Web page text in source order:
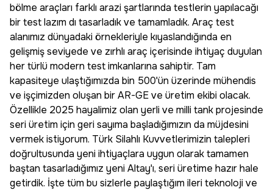
bölme araçları farklı arazi şartlarında testlerin yapılacağı
bir test lazım dı tasarladık ve tamamladık. Araç test
alanımız dünyadaki örnekleriyle kıyaslandığında en
gelişmiş seviyede ve zırhlı araç içerisinde ihtiyaç duyulan
her türlü modern test imkanlarına sahiptir. Tam
kapasiteye ulaştığımızda bin 500'ün üzerinde mühendis
ve işçimizden oluşan bir AR-GE ve üretim ekibi olacak.
Özellikle 2025 hayalimiz olan yerli ve milli tank projesinde
seri üretim için geri sayıma başladığımızın da müjdesini
vermek istiyorum. Türk Silahlı Kuvvetlerimizin talepleri
doğrultusunda yeni ihtiyaçlara uygun olarak tamamen
baştan tasarladığımız yeni Altay'ı, seri üretime hazır hale
getirdik. İşte tüm bu sizlerle paylaştığım ileri teknoloji ve